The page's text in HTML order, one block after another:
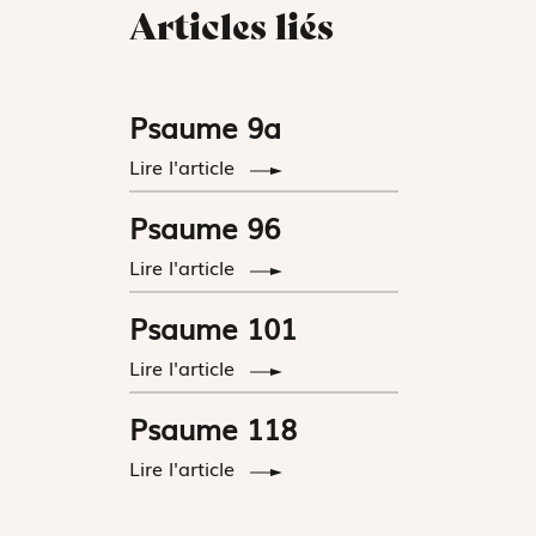
Articles liés
Psaume 9a
Lire l'article
Psaume 96
Lire l'article
Psaume 101
Lire l'article
Psaume 118
Lire l'article